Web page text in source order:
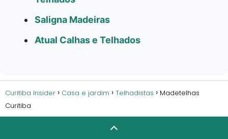
Saligna Madeiras
Atual Calhas e Telhados
Curitiba Insider Casa e jardim Telhadistas
Madetelhas
Curitiba